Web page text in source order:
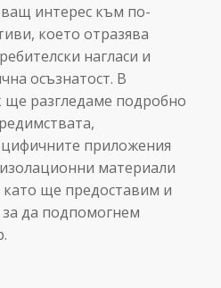
интерес към по-
което отразява
нагласи и
осъзнатост. В
разгледаме подробно
приложения
материали
като ще предоставим и
да подпомогнем